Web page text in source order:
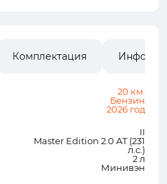
Комплектация
20 км.
Бензин
2026 год
II
Master Edition 2.0 AT (231
л.с.)
2 л
Минивэн